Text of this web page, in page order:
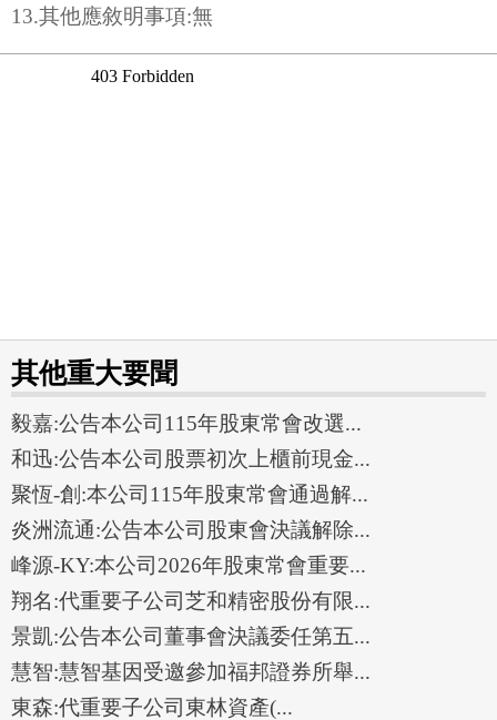
13.其他應敘明事項:無
其他重大要聞
毅嘉:公告本公司115年股東常會改選...
和迅:公告本公司股票初次上櫃前現金...
聚恆-創:本公司115年股東常會通過解...
炎洲流通:公告本公司股東會決議解除...
峰源-KY:本公司2026年股東常會重要...
翔名:代重要子公司芝和精密股份有限...
景凱:公告本公司董事會決議委任第五...
慧智:慧智基因受邀參加福邦證券所舉...
東森:代重要⼦公司東林資產(...